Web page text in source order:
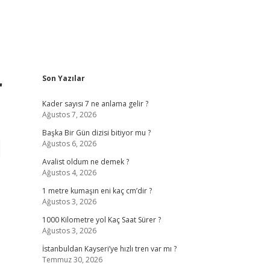
Sidebar
Son Yazılar
Kader sayısı 7 ne anlama gelir ?
Ağustos 7, 2026
Başka Bir Gün dizisi bitiyor mu ?
Ağustos 6, 2026
Avalist oldum ne demek ?
Ağustos 4, 2026
1 metre kumaşın eni kaç cm’dir ?
Ağustos 3, 2026
1000 Kilometre yol Kaç Saat Sürer ?
Ağustos 3, 2026
İstanbuldan Kayseri’ye hızlı tren var mı ?
Temmuz 30, 2026